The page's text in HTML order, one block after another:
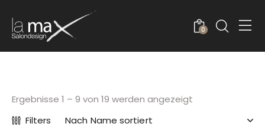
0
Ergebnisse 1 – 9 von 19 werden angezeigt
Filters